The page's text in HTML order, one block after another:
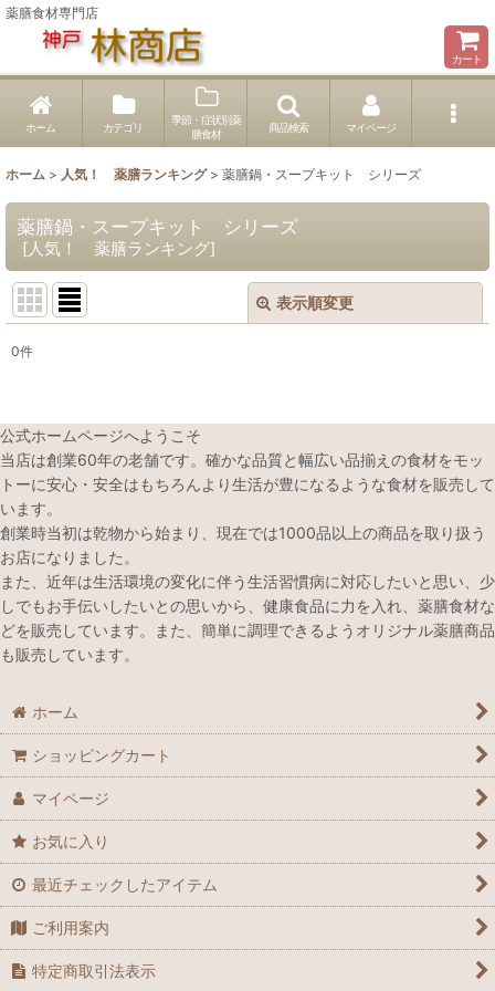
薬膳食材専門店
カート
ホーム カテゴリ
季節・症状別薬
膳食材
商品検索 マイページ
ホーム > 人気！ 薬膳ランキング > 薬膳鍋・スープキット シリーズ
薬膳鍋・スープキット シリーズ
[人気！ 薬膳ランキング]
表示順変更
並び順:
絞り込む
0件
公式ホームページへようこそ
当店は創業60年の老舗です。確かな品質と幅広い品揃えの食材をモッ
トーに安心・安全はもちろんより生活が豊になるような食材を販売して
います。
創業時当初は乾物から始まり、現在では1000品以上の商品を取り扱う
お店になりました。
また、近年は生活環境の変化に伴う生活習慣病に対応したいと思い、少
しでもお手伝いしたいとの思いから、健康食品に力を入れ、薬膳食材な
どを販売しています。また、簡単に調理できるようオリジナル薬膳商品
も販売しています。
ホーム
ショッピングカート
マイページ
お気に入り
最近チェックしたアイテム
ご利用案内
特定商取引法表示